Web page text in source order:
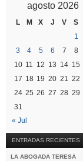
agosto 2026
L M X J V S
1
3
4 5 6 7 8
10 11 12 13 14 15
17 18 19 20 21 22
24 25 26 27 28 29
31
« Jul
ENTRADAS RECIENTES
LA ABOGADA TERESA